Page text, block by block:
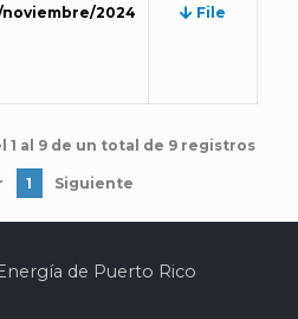
noviembre/2024 File
al 9 de un total de 9 registros
1 Siguiente
de Puerto Rico